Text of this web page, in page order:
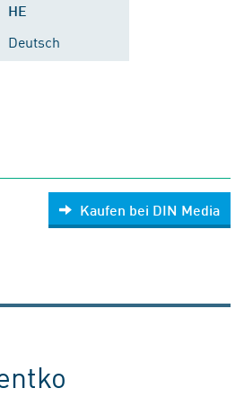
HE
Deutsch
Kaufen bei DIN Media